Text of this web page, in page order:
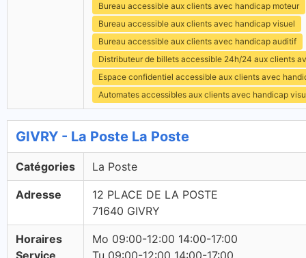
Bureau accessible aux clients avec handicap moteur
Bureau accessible aux clients avec handicap visuel
Bureau accessible aux clients avec handicap auditif
Distributeur de billets accessible 24h/24 aux clients
Espace confidentiel accessible aux clients avec
Automates accessibles aux clients avec handicap
GIVRY - La Poste La Poste
Catégories La Poste
Adresse
12 PLACE DE LA POSTE
71640 GIVRY
Horaires
Service
Mo 09:00-12:00 14:00-17:00
Tu 09:00-12:00 14:00-17:00